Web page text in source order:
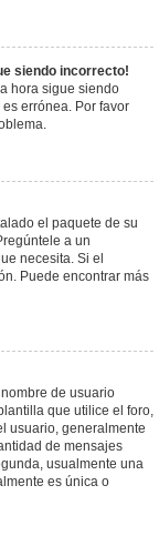
siendo incorrecto!
hora sigue siendo
errónea. Por favor
el paquete de su
a un
necesita. Si el
Puede encontrar más
de usuario
que utilice el foro,
usuario, generalmente
de mensajes
usualmente una
es única o